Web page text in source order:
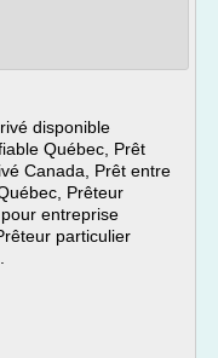
disponible
Québec, Prêt
Canada, Prêt entre
Prêteur
entreprise
particulier